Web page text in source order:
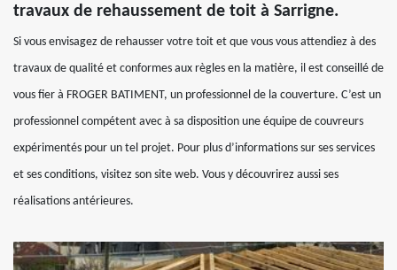
travaux de rehaussement de toit à Sarrigne.
Si vous envisagez de rehausser votre toit et que vous vous attendiez à des
travaux de qualité et conformes aux règles en la matière, il est conseillé de
vous fier à FROGER BATIMENT, un professionnel de la couverture. C’est un
professionnel compétent avec à sa disposition une équipe de couvreurs
expérimentés pour un tel projet. Pour plus d’informations sur ses services
et ses conditions, visitez son site web. Vous y découvrirez aussi ses
réalisations antérieures.